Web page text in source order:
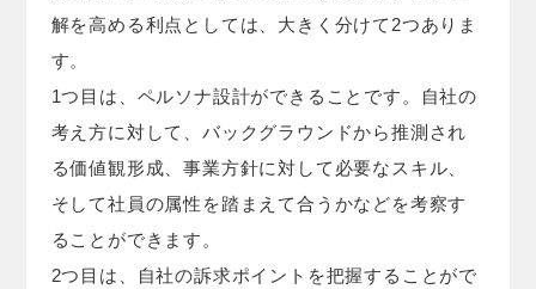
解を高める利点としては、大きく分けて2つありま
す。
1つ目は、ペルソナ設計ができることです。自社の
考え方に対して、バックグラウンドから推測され
る価値観形成、事業方針に対して必要なスキル、
そして社員の属性を踏まえて合うかなどを考察す
ることができます。
2つ目は、自社の訴求ポイントを把握することがで